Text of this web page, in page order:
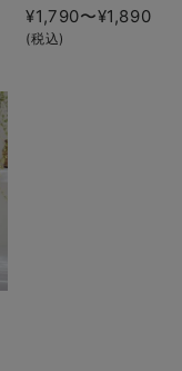
ートレギンス【産後ま
で長く使える】
¥1,790〜¥1,890
(税込)